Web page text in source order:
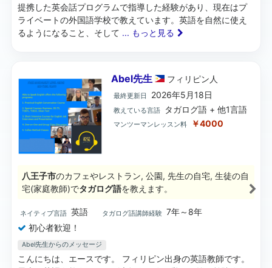
提携した英会話プログラムで指導した経験があり、現在はプ
ライベートの外国語学校で教えています。英語を自然に使え
るようになること、そして ... もっと見る
Abel先生 フィリピン 人
最終更新日 2026年5月18日
教えている言語 タガログ語 + 他1言語
マンツーマンレッスン料 ￥4000
八王子市のカフェやレストラン, 公園, 先生の自宅, 生徒の自
宅(家庭教師)でタガログ語を教えます。
ネイティブ言語 英語 タガログ語講師経験 7年～8年
初心者歓迎！
Abel先生からのメッセージ
こんにちは、エースです。 フィリピン出身の英語教師です。